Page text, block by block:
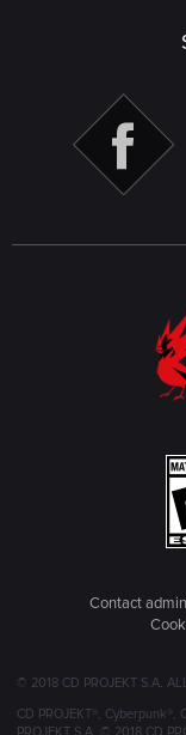
Contact
© 2018 CD PROJEKT S.A.
CD PROJEKT®,